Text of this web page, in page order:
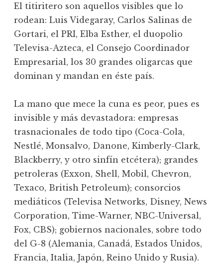
El titiritero son aquellos visibles que lo
rodean: Luis Videgaray, Carlos Salinas de
Gortari, el PRI, Elba Esther, el duopolio
Televisa-Azteca, el Consejo Coordinador
Empresarial, los 30 grandes oligarcas que
dominan y mandan en éste país.
La mano que mece la cuna es peor, pues es
invisible y más devastadora: empresas
trasnacionales de todo tipo (Coca-Cola,
Nestlé, Monsalvo, Danone, Kimberly-Clark,
Blackberry, y otro sinfín etcétera); grandes
petroleras (Exxon, Shell, Mobil, Chevron,
Texaco, British Petroleum); consorcios
mediáticos (Televisa Networks, Disney, News
Corporation, Time-Warner, NBC-Universal,
Fox, CBS); gobiernos nacionales, sobre todo
del G-8 (Alemania, Canadá, Estados Unidos,
Francia, Italia, Japón, Reino Unido y Rusia).